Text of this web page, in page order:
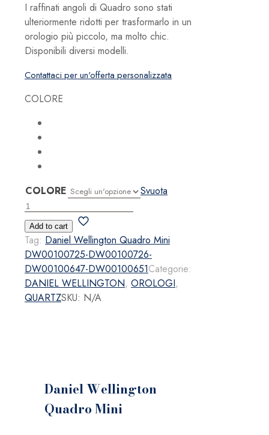
I raffinati angoli di Quadro sono stati
ulteriormente ridotti per trasformarlo in un
orologio più piccolo, ma molto chic.
Disponibili diversi modelli.
Contattaci per un'offerta personalizzata
COLORE
COLORE
Svuota
Daniel
Wellington
Quadro
Mini
quantità
Add to cart
Tag: Daniel Wellington Quadro Mini
DW00100725-DW00100726-
DW00100647-DW00100651Categorie:
DANIEL WELLINGTON, OROLOGI,
QUARTZSKU: N/A
Daniel Wellington
Quadro Mini